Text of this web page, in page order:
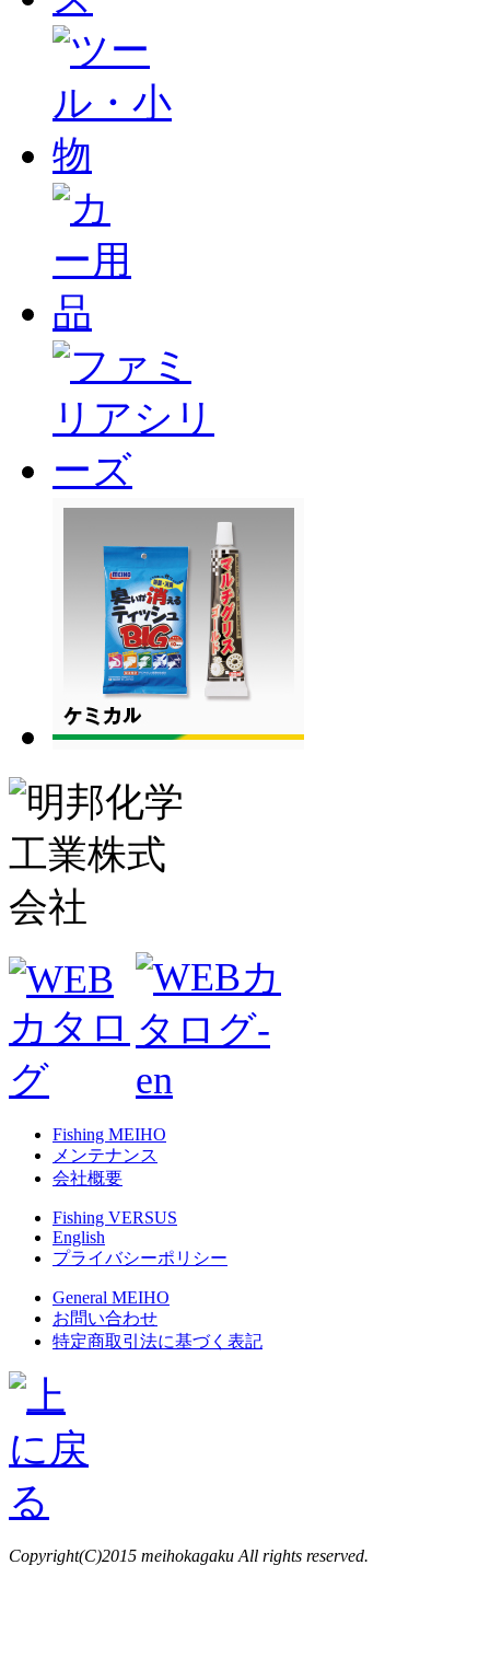
Fishing MEIHO
メンテナンス
会社概要
Fishing VERSUS
English
プライバシーポリシー
General MEIHO
お問い合わせ
特定商取引法に基づく表記
Copyright(C)2015 meihokagaku All rights reserved.